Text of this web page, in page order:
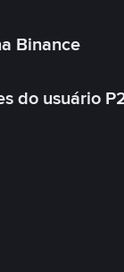
Binance
do usuário